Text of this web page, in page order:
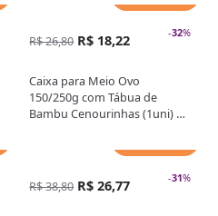
-32%
R$ 26,80 R$ 18,22
Caixa para Meio Ovo
150/250g com Tábua de
Bambu Cenourinhas (1uni) -
-31%
R$ 38,80 R$ 26,77